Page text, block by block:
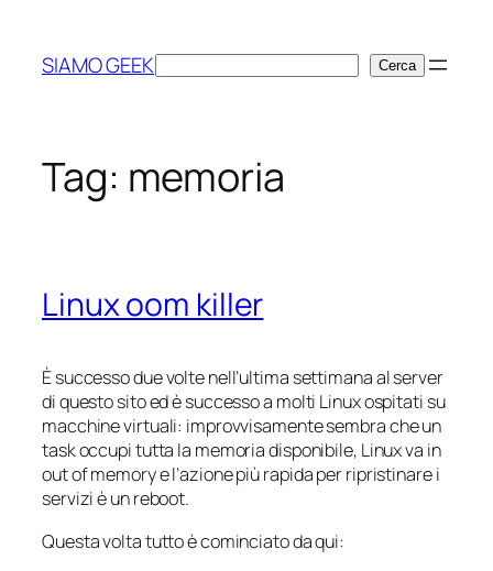
contenuto
SIAMO GEEKCerca Cerca
Tag: memoria
Linux oom killer
È successo due volte nell’ultima settimana al server
di questo sito ed è successo a molti Linux ospitati su
macchine virtuali: improvvisamente sembra che un
task occupi tutta la memoria disponibile, Linux va in
out of memory e l’azione più rapida per ripristinare i
servizi è un reboot.
Questa volta tutto è cominciato da qui: